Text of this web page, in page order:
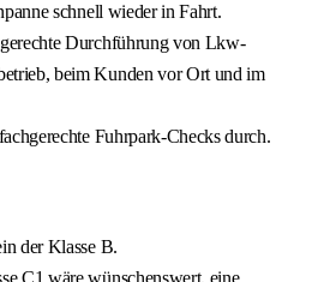
schnell wieder in Fahrt.
Durchführung von Lkw-
beim Kunden vor Ort und im
Fuhrpark-Checks durch.
der Klasse B.